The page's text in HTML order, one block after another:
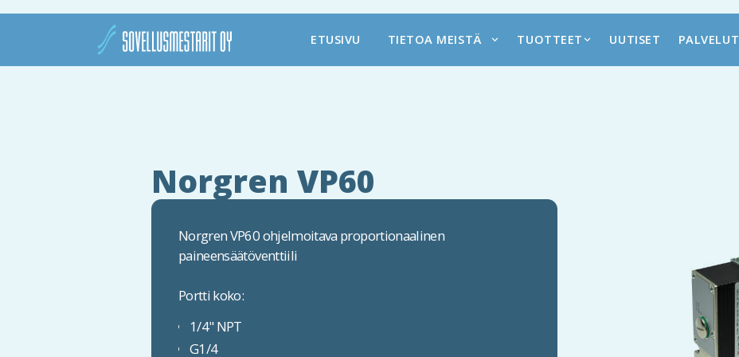
ETUSIVU TIETOA MEISTÄ TUOTTEET UUTISET PALVELUT
Norgren VP60
Norgren VP60 ohjelmoitava proportionaalinen
paineensäätöventtiili
Portti koko:
1/4" NPT
G1/4